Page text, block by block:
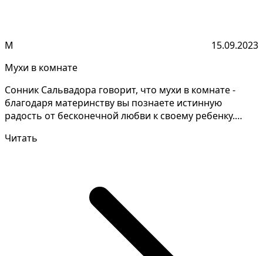
М
15.09.2023
Мухи в комнате
Сонник Сальвадора говорит, что мухи в комнате -
благодаря материнству вы познаете истинную
радость от бесконечной любви к своему ребенку.
Читать